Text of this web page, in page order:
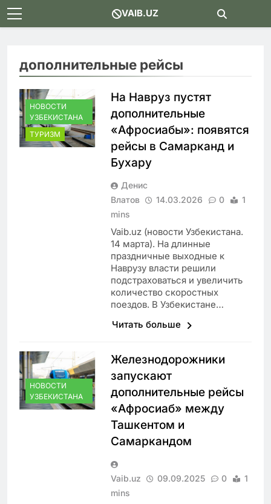
Skip
to
VAIB.UZ
дополнительные рейсы
НОВОСТИ
УЗБЕКИСТАНА
ТУРИЗМ
На Навруз пустят
дополнительные
«Афросиабы»: появятся
рейсы в Самарканд и
Бухару
Денис
Влатов
14.03.2026 0
1
mins
Vaib.uz (новости Узбекистана.
14 марта). На длинные
праздничные выходные к
Наврузу власти решили
подстраховаться и увеличить
количество скоростных
поездов. В Узбекистане…
Читать больше
НОВОСТИ
УЗБЕКИСТАНА
Железнодорожники
запускают
дополнительные рейсы
«Афросиаб» между
Ташкентом и
Самаркандом
Vaib.uz 09.09.2025 0
1
mins